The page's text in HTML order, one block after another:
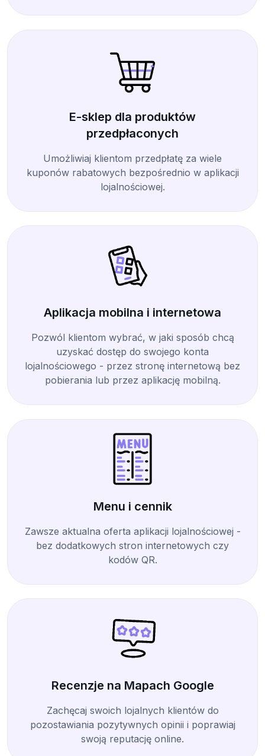
E-sklep dla produktów
przedpłaconych
Umożliwiaj klientom przedpłatę za wiele
kuponów rabatowych bezpośrednio w aplikacji
lojalnościowej.
Aplikacja mobilna i internetowa
Pozwól klientom wybrać, w jaki sposób chcą
uzyskać dostęp do swojego konta
lojalnościowego - przez stronę internetową bez
pobierania lub przez aplikację mobilną.
Menu i cennik
Zawsze aktualna oferta aplikacji lojalnościowej -
bez dodatkowych stron internetowych czy
kodów QR.
Recenzje na Mapach Google
Zachęcaj swoich lojalnych klientów do
pozostawiania pozytywnych opinii i poprawiaj
swoją reputację online.